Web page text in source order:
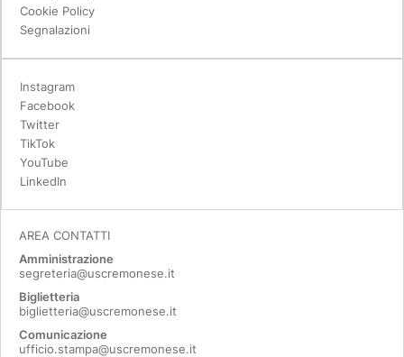
Cookie Policy
Segnalazioni
Instagram
Facebook
Twitter
TikTok
YouTube
LinkedIn
AREA CONTATTI
Amministrazione
segreteria@uscremonese.it
Biglietteria
biglietteria@uscremonese.it
Comunicazione
ufficio.stampa@uscremonese.it